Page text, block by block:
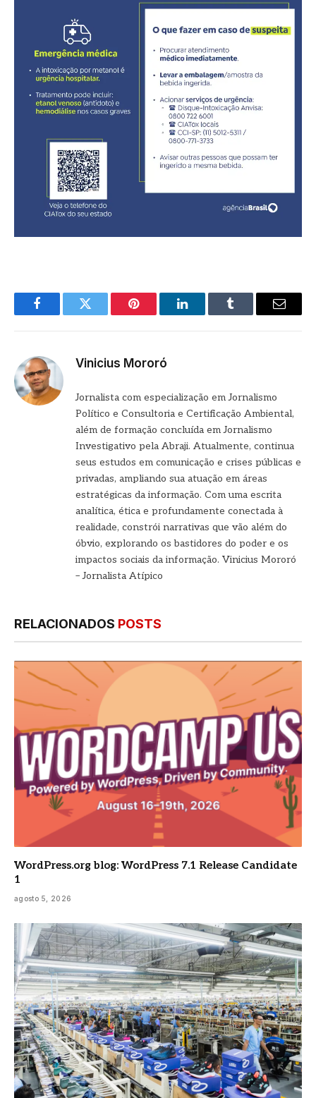
FacebookTwitter Pinterest LinkedInTumblr
E-
Vinicius Mororó
Jornalista com especialização em Jornalismo
Político e Consultoria e Certificação Ambiental,
além de formação concluída em Jornalismo
Investigativo pela Abraji. Atualmente, continua
seus estudos em comunicação e crises públicas e
privadas, ampliando sua atuação em áreas
estratégicas da informação. Com uma escrita
analítica, ética e profundamente conectada à
realidade, constrói narrativas que vão além do
óbvio, explorando os bastidores do poder e os
impactos sociais da informação. Vinicius Mororó
– Jornalista Atípico
RELACIONADOS POSTS
WordPress.org blog: WordPress 7.1 Release Candidate
1
agosto 5, 2026